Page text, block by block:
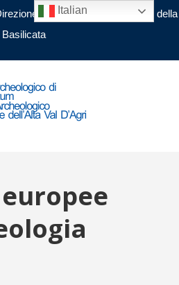
regionale Musei nazionali della
Basilicata
Italian